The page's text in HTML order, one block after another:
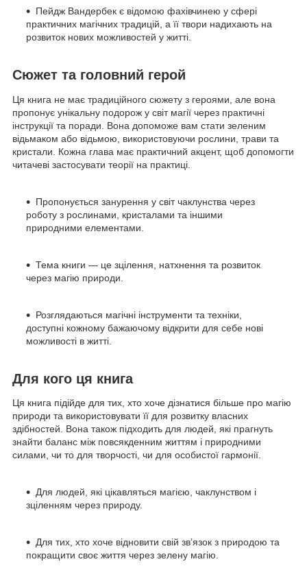
Пейдж Вандербек є відомою фахівчинею у сфері
практичних магічних традицій, а її твори надихають на
розвиток нових можливостей у житті.
Сюжет та головний герой
Ця книга не має традиційного сюжету з героями, але вона
пропонує унікальну подорож у світ магії через практичні
інструкції та поради. Вона допоможе вам стати зеленим
відьмаком або відьмою, використовуючи рослини, трави та
кристали. Кожна глава має практичний акцент, щоб допомогти
читачеві застосувати теорії на практиці.
Пропонується занурення у світ чаклунства через
роботу з рослинами, кристалами та іншими
природними елементами.
Тема книги — це зцілення, натхнення та розвиток
через магію природи.
Розглядаються магічні інструменти та техніки,
доступні кожному бажаючому відкрити для себе нові
можливості в житті.
Для кого ця книга
Ця книга підійде для тих, хто хоче дізнатися більше про магію
природи та використовувати її для розвитку власних
здібностей. Вона також підходить для людей, які прагнуть
знайти баланс між повсякденним життям і природними
силами, чи то для творчості, чи для особистої гармонії.
Для людей, які цікавляться магією, чаклунством і
зціленням через природу.
Для тих, хто хоче відновити свій зв’язок з природою та
покращити своє життя через зелену магію.